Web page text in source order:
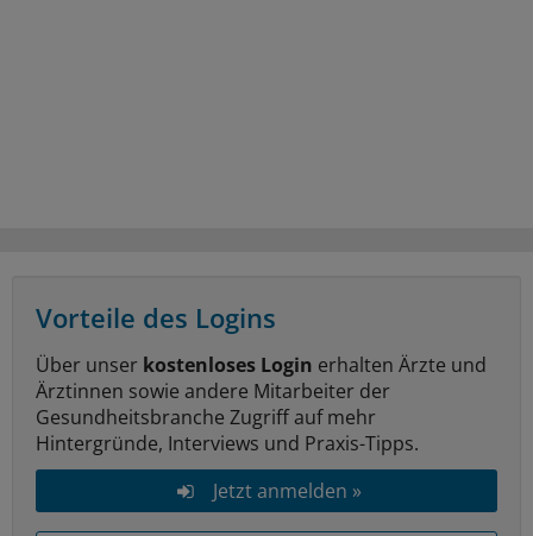
Vorteile des Logins
Über unser kostenloses Login erhalten Ärzte und
Ärztinnen sowie andere Mitarbeiter der
Gesundheitsbranche Zugriff auf mehr
Hintergründe, Interviews und Praxis-Tipps.
Jetzt anmelden »